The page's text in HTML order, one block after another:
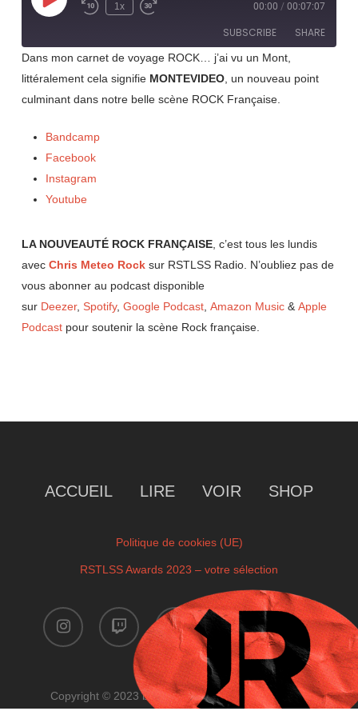
Play
Episode Rewind
1x
Fast
seconds
00:00 / 00:07:07
SUBSCRIBE SHARE
RSS FEED
SHARE
EMBED
Dans mon carnet de voyage ROCK… j’ai vu un Mont,
littéralement cela signifie MONTEVIDEO, un nouveau point
culminant dans notre belle scène ROCK Française.
Bandcamp
Facebook
Instagram
Youtube
LA NOUVEAUTÉ ROCK FRANÇAISE, c’est tous les lundis
avec Chris Meteo Rock sur RSTLSS Radio. N’oubliez pas de
vous abonner au podcast disponible
sur Deezer, Spotify, Google Podcast, Amazon Music& Apple
Podcastpour soutenir la scène Rock française.
ACCUEIL LIRE VOIR SHOP
Politique de cookies (UE)
RSTLSS Awards 2023 – votre sélection
instagram twitch facebook youtube
x-
twitter
Copyright © 2023 by RSTLSS. All Rights Reserved.